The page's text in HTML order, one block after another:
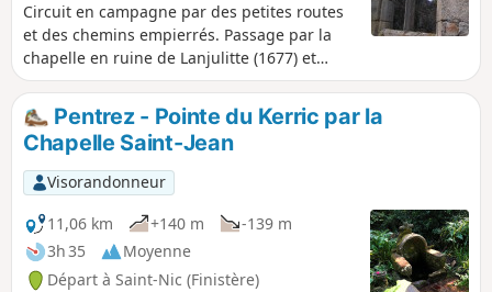
Circuit en campagne par des petites routes
et des chemins empierrés. Passage par la
chapelle en ruine de Lanjulitte (1677) et
retour par le GR®34 surplombant la baie de
Douarnenez.
Pentrez - Pointe du Kerric par la
Chapelle Saint-Jean
Visorandonneur
11,06 km
+140 m
-139 m
3h 35
Moyenne
Départ à Saint-Nic (Finistère)